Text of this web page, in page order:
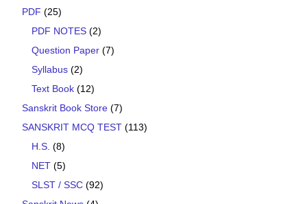
PDF (25)
PDF NOTES (2)
Question Paper (7)
Syllabus (2)
Text Book (12)
Sanskrit Book Store (7)
SANSKRIT MCQ TEST (113)
H.S. (8)
NET (5)
SLST / SSC (92)